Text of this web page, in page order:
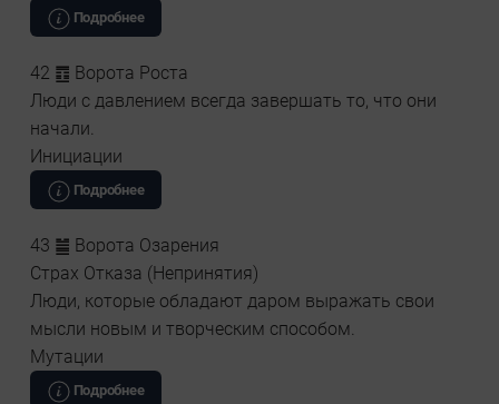
Подробнее
42 ䷩ Ворота Роста
Люди с давлением всегда завершать то, что они
начали.
Инициации
Подробнее
43 ䷪ Ворота Озарения
Страх Отказа (Непринятия)
Люди, которые обладают даром выражать свои
мысли новым и творческим способом.
Мутации
Подробнее